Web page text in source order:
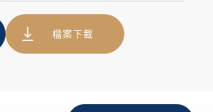
檔案下載